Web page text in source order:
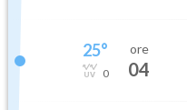
25°
0
ore
04